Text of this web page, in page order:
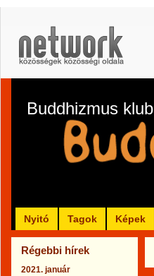
Buddhizmus klub
Nyitó Tagok Képek
Régebbi hírek
2021. január